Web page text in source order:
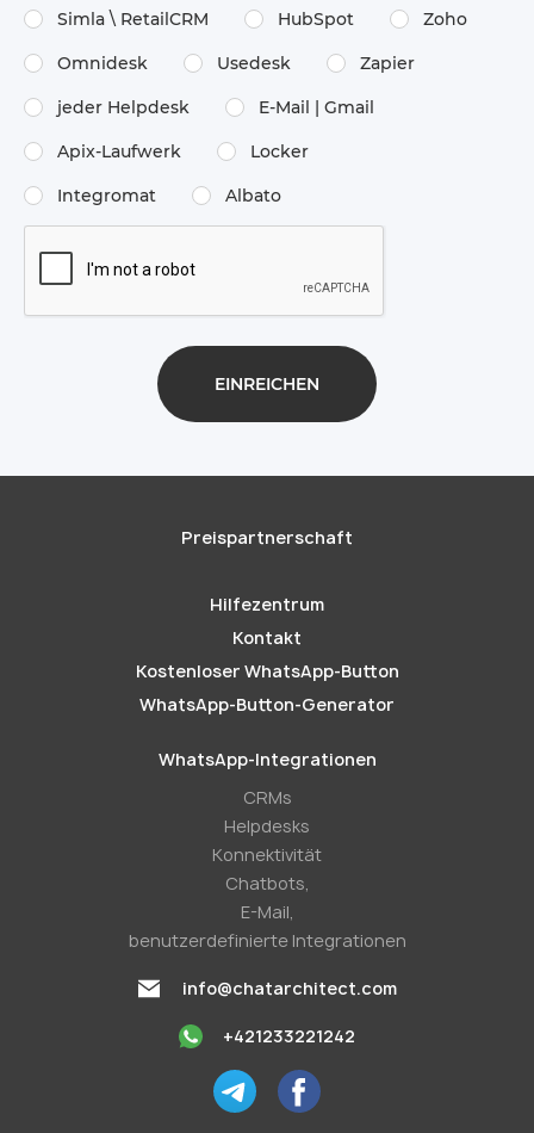
Simla \​ RetailCRM HubSpot Zoho
Omnidesk Usedesk Zapier
jeder Helpdesk E-Mail | Gmail
Apix-Laufwerk Locker
Integromat Albato
Preispartnerschaft
Hilfezentrum
Kontakt
Kostenloser WhatsApp-Button
WhatsApp-Button-Generator
WhatsApp-Integrationen
CRMs
Helpdesks
Konnektivität
Chatbots,
E-Mail,
benutzerdefinierte Integrationen
info@chatarchitect.com
+421233221242